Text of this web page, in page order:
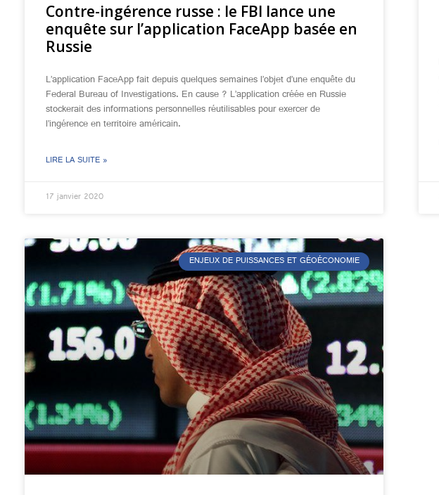
Contre-ingérence russe : le FBI lance une
enquête sur l’application FaceApp basée en
Russie
L’application FaceApp fait depuis quelques semaines l’objet d’une enquête du
Federal Bureau of Investigations. En cause ? L’application créée en Russie
stockerait des informations personnelles réutilisables pour exercer de
l’ingérence en territoire américain.
LIRE LA SUITE »
17 janvier 2020
ENJEUX DE PUISSANCES ET GÉOÉCONOMIE